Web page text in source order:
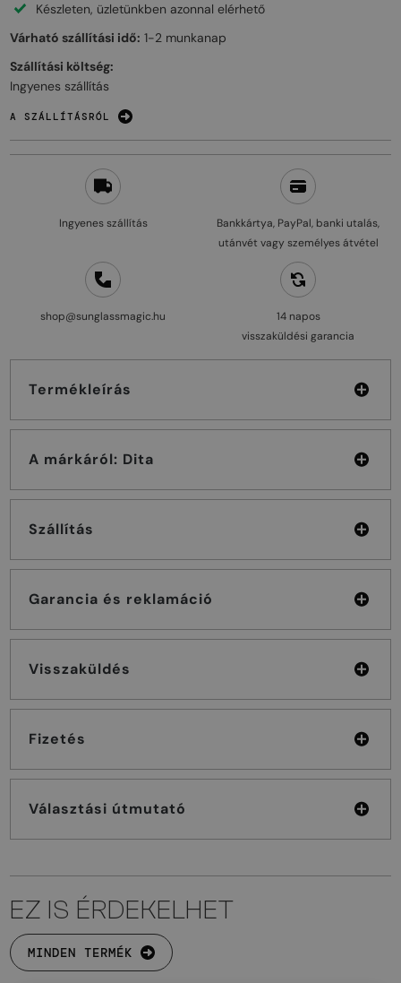
Ingyenes szállítás
Bankkártya, PayPal, banki utalás,
utánvét vagy személyes átvétel
shop@sunglassmagic.hu
14 napos
visszaküldési garancia
Termékleírás
A márkáról: Dita
Szállítás
Garancia és reklamáció
Visszaküldés
Fizetés
Választási útmutató
Készleten, üzletünkben azonnal elérhető
Várható szállítási idő: 1-2 munkanap
Szállítási költség:
Ingyenes szállítás
A SZÁLLÍTÁSRÓL
EZ IS ÉRDEKELHET
MINDEN TERMÉK